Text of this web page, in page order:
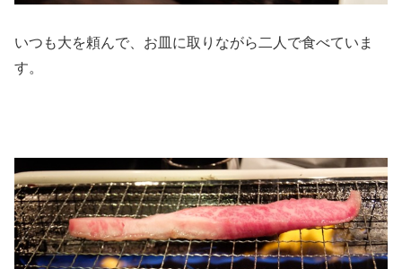
いつも大を頼んで、お皿に取りながら二人で食べていま
す。